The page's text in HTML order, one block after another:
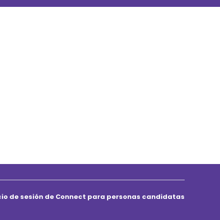
de sesión de Connect para personas candidatas